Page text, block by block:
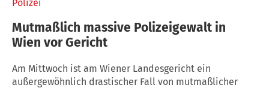
Polizei
Mutmaßlich massive Polizeigewalt in
Wien vor Gericht
Am Mittwoch ist am Wiener Landesgericht ein
außergewöhnlich drastischer Fall von mutmaßlicher